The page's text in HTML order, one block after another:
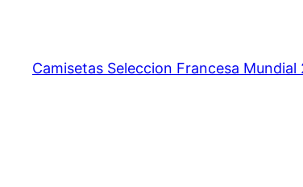
contenido
Camisetas Seleccion Francesa